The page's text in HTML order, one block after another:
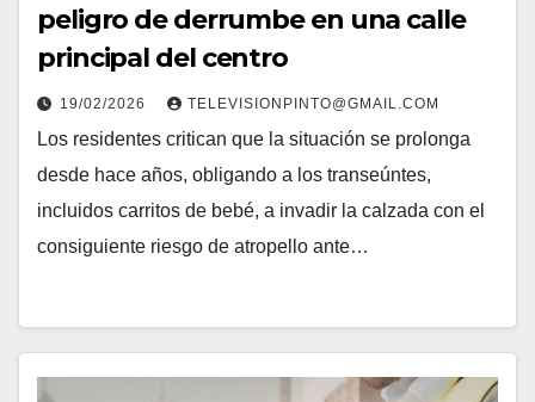
peligro de derrumbe en una calle
principal del centro
19/02/2026 TELEVISIONPINTO@GMAIL.COM
Los residentes critican que la situación se prolonga
desde hace años, obligando a los transeúntes,
incluidos carritos de bebé, a invadir la calzada con el
consiguiente riesgo de atropello ante…